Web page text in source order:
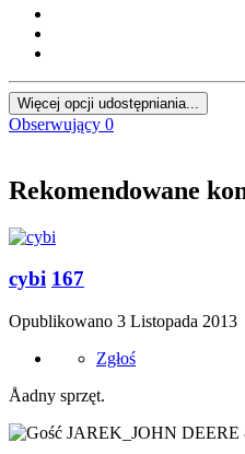
Więcej opcji udostępniania...
Obserwujący 0
Rekomendowane
cybi 167
Opublikowano 3 Listopada 2013
Zgłoś
Åadny sprzęt.